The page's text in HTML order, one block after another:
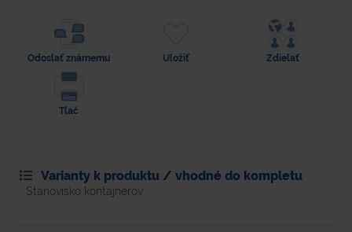
Odoslať známemu Uložiť Zdielať
Tlač
Varianty k produktu / vhodné do kompletu
Stanovisko kontajnerov